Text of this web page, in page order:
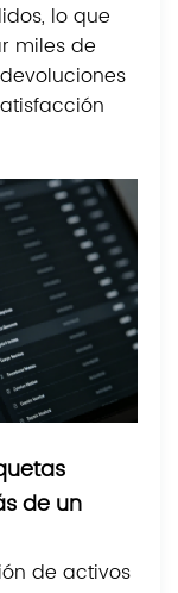
lo que
miles de
de un
de activos